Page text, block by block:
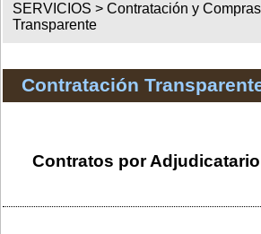
SERVICIOS >Contratación y Compras
Transparente
Contratación
Contratos por Adjudicatario